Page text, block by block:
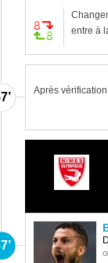
entre à
Après